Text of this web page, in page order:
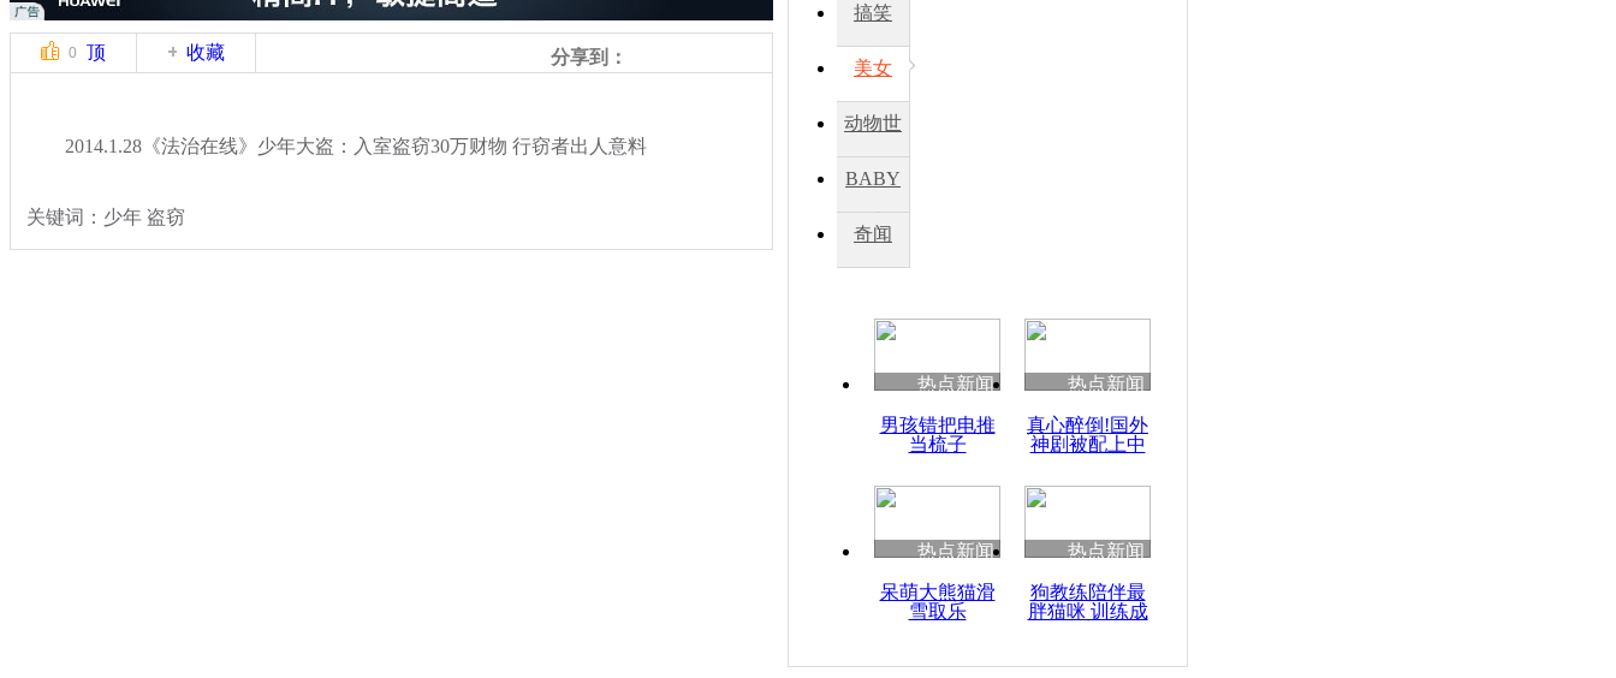
0 顶 收藏 分享到：
2014.1.28《法治在线》少年大盗：入室盗窃30万财物 行窃者出人意料
关键词：少年 盗窃
搞笑
美女
动物世
BABY
秀
奇闻
热点新闻
男孩错把电推
当梳子
热点新闻
真心醉倒!国外
神剧被配上中
热点新闻
呆萌大熊猫滑
雪取乐
热点新闻
狗教练陪伴最
胖猫咪 训练成